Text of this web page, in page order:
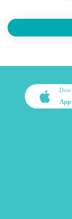
App